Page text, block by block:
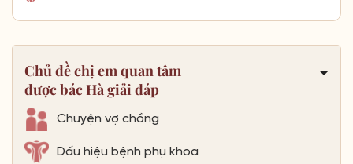
Chủ đề chị em quan tâm
được bác Hà giải đáp
Chuyện vợ chồng
Dấu hiệu bệnh phụ khoa